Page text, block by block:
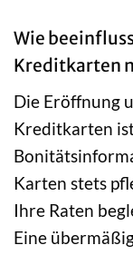
Wie
Kreditkarten
Die Eröffnung
Kreditkarten
Karten stets
Ihre Raten
Eine